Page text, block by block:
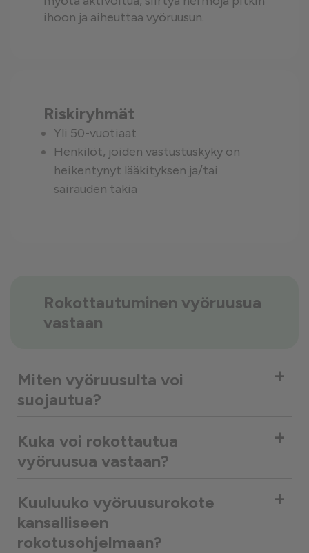
ihoon ja aiheuttaa vyöruusun.
Riskiryhmät
Yli 50-vuotiaat
Henkilöt, joiden vastustuskyky on
heikentynyt lääkityksen ja/tai
sairauden takia
Rokottautuminen vyöruusua
vastaan
Miten vyöruusulta voi
suojautua?
+
Kuka voi rokottautua
vyöruusua vastaan?
+
Kuuluuko vyöruusurokote
kansalliseen
rokotusohjelmaan?
+